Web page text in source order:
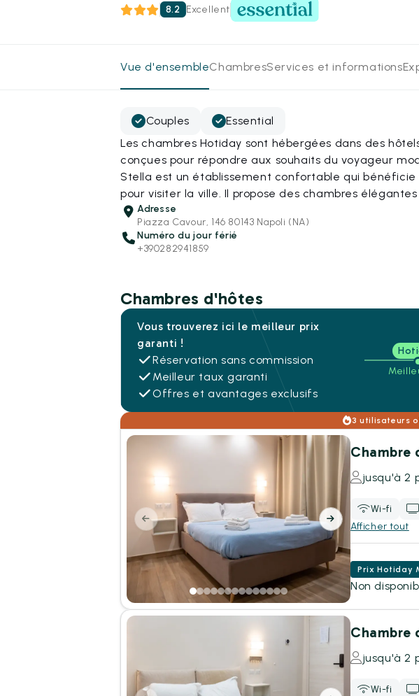
8.2 Excellent
Vue d'ensembleChambresServices et informations
Couples
Essential
Les chambres Hotiday sont hébergées dans des
conçues pour répondre aux souhaits du voyageur
Stella est un établissement confortable qui
pour visiter la ville. Il propose des chambres
Adresse
Piazza Cavour, 146 80143 Napoli (NA)
Numéro du jour férié
+390282941859
Chambres d'hôtes
Vous trouverez ici le meilleur prix
garanti !
Réservation sans commission
Meilleur taux garanti
Offres et avantages exclusifs
3 utilisateurs
Chambre
jusqu'à 2
Wi-fi
Afficher tout
Prix Hotiday
Non
Chambre
jusqu'à 2
Wi-fi